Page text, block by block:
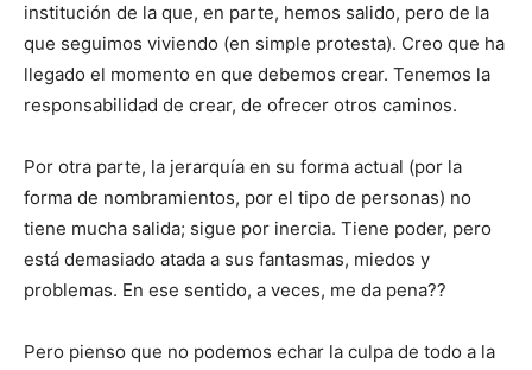
institución de la que, en parte, hemos salido, pero de la
que seguimos viviendo (en simple protesta). Creo que ha
llegado el momento en que debemos crear. Tenemos la
responsabilidad de crear, de ofrecer otros caminos.
Por otra parte, la jerarquía en su forma actual (por la
forma de nombramientos, por el tipo de personas) no
tiene mucha salida; sigue por inercia. Tiene poder, pero
está demasiado atada a sus fantasmas, miedos y
problemas. En ese sentido, a veces, me da pena??
Pero pienso que no podemos echar la culpa de todo a la